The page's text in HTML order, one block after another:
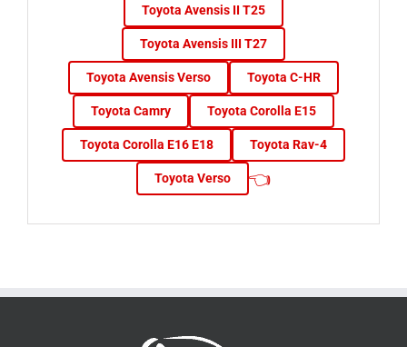
Toyota Avensis II T25
Toyota Avensis III T27
Toyota Avensis Verso Toyota C-HR
Toyota Camry Toyota Corolla E15
Toyota Corolla E16 E18 Toyota Rav-4
Toyota Verso 👈